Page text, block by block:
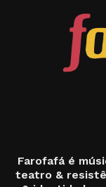
Farofafá é
teatro &